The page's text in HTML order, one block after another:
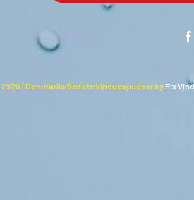
2026 | Danmarks Bedste Vinduespudser byFix